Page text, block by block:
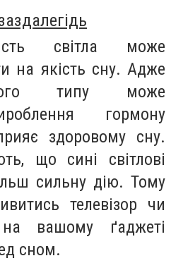
світла може
на якість сну. Адже
типу може
гормону
здоровому сну.
що сині світлові
сильну дію. Тому
телевізор чи
вашому ґаджеті
сном.